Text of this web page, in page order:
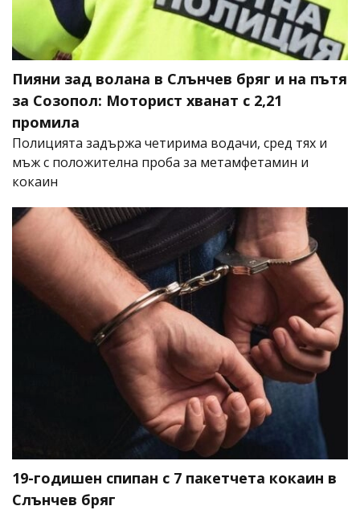
Пияни зад волана в Слънчев бряг и на пътя
за Созопол: Моторист хванат с 2,21
промила
Полицията задържа четирима водачи, сред тях и
мъж с положителна проба за метамфетамин и
кокаин
19-годишен спипан с 7 пакетчета кокаин в
Слънчев бряг